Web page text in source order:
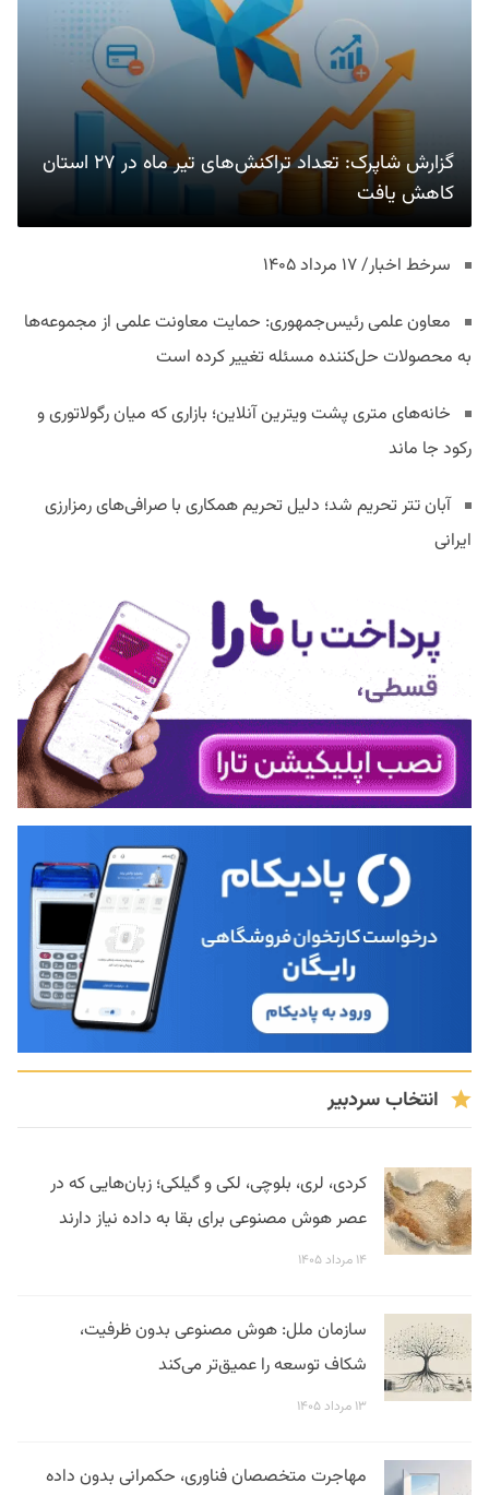
گزارش شاپرک: تعداد تراکنش‌های تیر ماه در ۲۷ استان‌
کاهش یافت
سرخط اخبار/ ۱۷ مرداد ۱۴۰۵
معاون علمی رئیس‌جمهوری: حمایت معاونت علمی از مجموعه‌ها
به محصولات حل‌کننده مسئله تغییر کرده است
خانه‌های متری پشت ویترین آنلاین؛ بازاری که میان رگولاتوری و
رکود جا ماند
آبان تتر تحریم شد؛ دلیل تحریم همکاری با صرافی‌های رمزارزی
ایرانی
انتخاب سردبیر
کردی، لری، بلوچی، لکی و گیلکی؛ زبان‌هایی که در
عصر هوش مصنوعی برای بقا به داده نیاز دارند
۱۴ مرداد ۱۴۰۵
سازمان ملل: هوش مصنوعی بدون ظرفیت،
شکاف توسعه را عمیق‌تر می‌کند
۱۳ مرداد ۱۴۰۵
مهاجرت متخصصان فناوری، حکمرانی بدون داده